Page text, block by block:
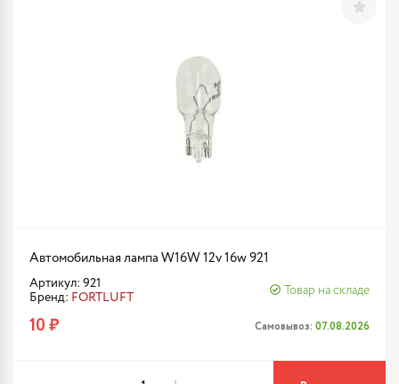
Автомобильная лампа W16W 12v 16w 921
Артикул: 921
Бренд: FORTLUFT
Товар на складе
10 ₽ Самовывоз: 07.08.2026